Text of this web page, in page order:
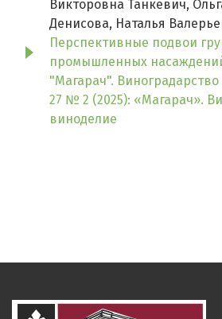
Викторовна Танкевич,
Денисова, Наталья
Перспективные подвои
промышленных
"Магарач".
27 № 2 (2025): «Магарач».
виноделие